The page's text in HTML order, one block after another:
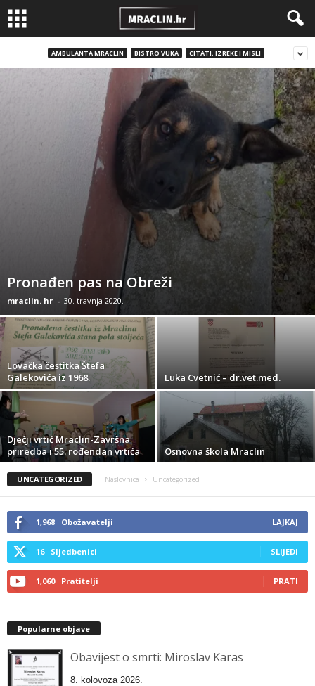
AMBULANTA MRACLIN BISTRO VUKA CITATI, IZREKE I MISLI
Pronađen pas na Obreži
mraclin. hr - 30. travnja 2020.
Lovačka čestitka Štefa
Galekovića iz 1968.
Luka Cvetnić – dr.vet.med.
Dječji vrtić Mraclin-Završna
priredba i 55. rođendan vrtića
Osnovna škola Mraclin
UNCATEGORIZED Naslovnica Uncategorized
1,968 Obožavatelji LAJKAJ
16 Sljedbenici SLIJEDI
1,060 Pratitelji PRATI
Popularne objave
Obavijest o smrti: Miroslav Karas
8. kolovoza 2026.